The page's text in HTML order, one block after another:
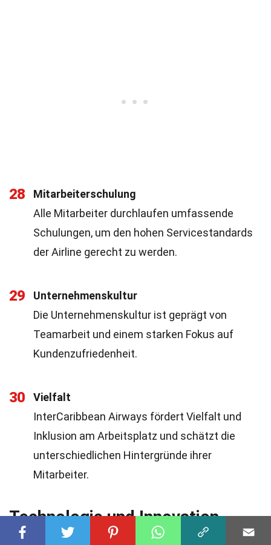
28
Mitarbeiterschulung
Alle Mitarbeiter durchlaufen umfassende
Schulungen, um den hohen Servicestandards
der Airline gerecht zu werden.
29
Unternehmenskultur
Die Unternehmenskultur ist geprägt von
Teamarbeit und einem starken Fokus auf
Kundenzufriedenheit.
30
Vielfalt
InterCaribbean Airways fördert Vielfalt und
Inklusion am Arbeitsplatz und schätzt die
unterschiedlichen Hintergründe ihrer
Mitarbeiter.
Technologie und Innovation